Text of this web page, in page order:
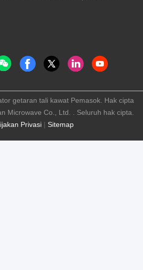
Privasi | Sitemap
getaran tali kawat Pemasok. Hak cipta
Microwave Co., Ltd. . Seluruh hak cipta.